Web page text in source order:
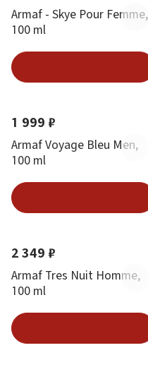
Armaf - Skye Pour Femme,
100 ml
1 999 ₽
Armaf Voyage Bleu Men,
100 ml
2 349 ₽
Armaf Tres Nuit Homme,
100 ml